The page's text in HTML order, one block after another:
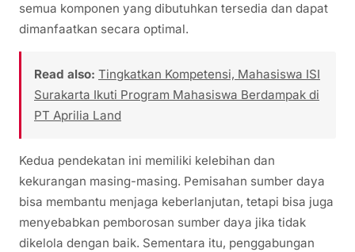
semua komponen yang dibutuhkan tersedia dan dapat
dimanfaatkan secara optimal.
Read also: Tingkatkan Kompetensi, Mahasiswa ISI
Surakarta Ikuti Program Mahasiswa Berdampak di
PT Aprilia Land
Kedua pendekatan ini memiliki kelebihan dan
kekurangan masing-masing. Pemisahan sumber daya
bisa membantu menjaga keberlanjutan, tetapi bisa juga
menyebabkan pemborosan sumber daya jika tidak
dikelola dengan baik. Sementara itu, penggabungan